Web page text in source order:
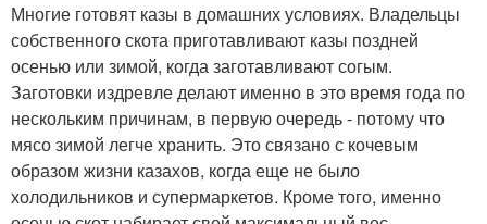
Многие готовят казы в домашних условиях. Владельцы
собственного скота приготавливают казы поздней
осенью или зимой, когда заготавливают согым.
Заготовки издревле делают именно в это время года по
нескольким причинам, в первую очередь - потому что
мясо зимой легче хранить. Это связано с кочевым
образом жизни казахов, когда еще не было
холодильников и супермаркетов. Кроме того, именно